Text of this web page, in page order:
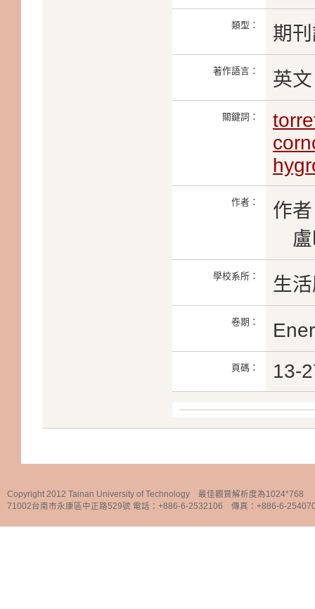
類型： 期
著作語言： 英文
關鍵詞：
作者：
作
盧
學校系所： 生
卷期：
頁碼： 13-
Copyright 2012 Tainan University of Technology 最佳觀賞解析度為1024*768
71002台南市永康區中正路529號 電話：+886-6-2532106 傳真：+886-6-